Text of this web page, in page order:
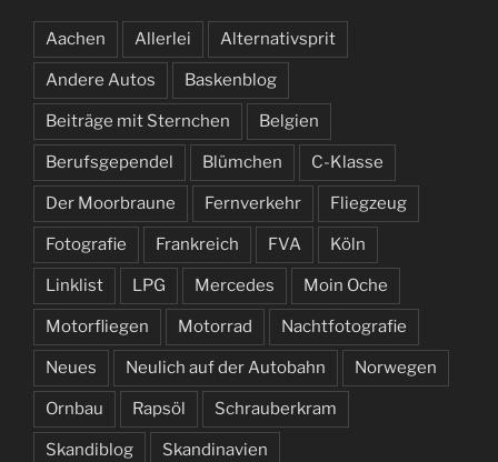
Aachen Allerlei Alternativsprit
Andere Autos Baskenblog
Beiträge mit Sternchen Belgien
Berufsgependel Blümchen C-Klasse
Der Moorbraune Fernverkehr Fliegzeug
Fotografie Frankreich FVA Köln
Linklist LPG Mercedes Moin Oche
Motorfliegen Motorrad Nachtfotografie
Neues Neulich auf der Autobahn Norwegen
Ornbau Rapsöl Schrauberkram
Skandiblog Skandinavien